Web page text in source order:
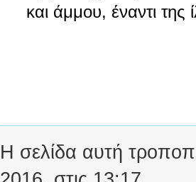
και άμμου, έναντι της
Η σελίδα αυτή